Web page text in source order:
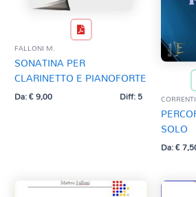
FALLONI M.
SONATINA PER
CLARINETTO E PIANOFORTE
Da:€9,00 Diff: 5
SOLO
Da:€